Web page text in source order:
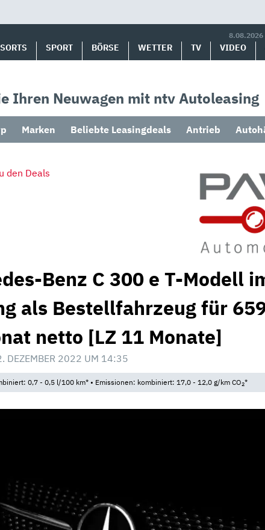
8.08.2026
SPORT BÖRSE WETTER TV VIDEO
Ihren Neuwagen mit ntv Autoleasing
Marken Beliebte Leasingdeals Antrieb
den Deals
Benz C 300 e T-Modell
als Bestellfahrzeug für
netto [LZ 11 Monate]
DEZEMBER 2022 UM 14:35
0,7 - 0,5 l/100 km* • Emissionen: kombiniert: 17,0 - 12,0 g/km CO2*